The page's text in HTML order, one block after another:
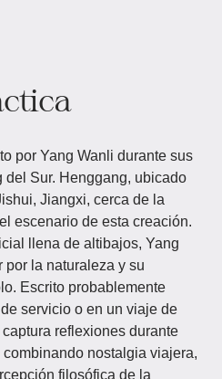
por Yang Wanli durante sus
Sur. Henggang, ubicado
Jiangxi, cerca de la
escenario de esta creación.
llena de altibajos, Yang
por la naturaleza y su
Escrito probablemente
servicio o en un viaje de
reflexiones durante
nostalgia viajera,
filosófica de la